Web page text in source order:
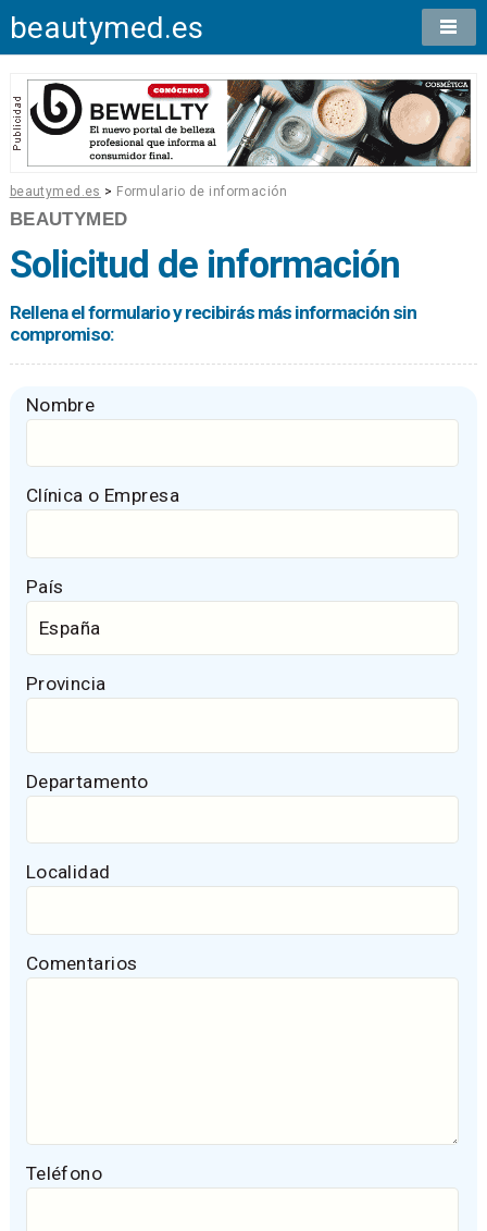
beautymed.es
beautymed.es > Formulario de información
BEAUTYMED
Solicitud de información
Rellena el formulario y recibirás más información sin
compromiso:
Nombre
Clínica o Empresa
País
Provincia
Departamento
Localidad
Comentarios
Teléfono